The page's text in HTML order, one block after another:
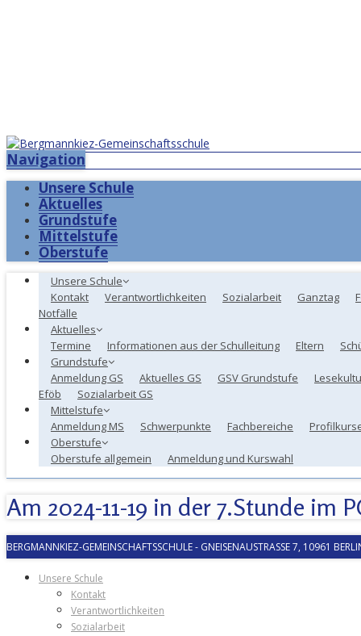
Navigation
Unsere Schule
Aktuelles
Grundstufe
Mittelstufe
Oberstufe
Unsere Schule
Kontakt
Verantwortlichkeiten Sozialarbeit Ganztag
Notfälle
Aktuelles
Termine
Informationen aus der Schulleitung Eltern
Grundstufe
Anmeldung GS
Aktuelles GS GSV Grundstufe
Eföb
Sozialarbeit GS
Mittelstufe
Anmeldung MS
Schwerpunkte Fachbereiche
Oberstufe
Oberstufe allgemein
Anmeldung und Kurswahl
Am 2024-11-19 in der 7.Stunde im
BERGMANNKIEZ-GEMEINSCHAFTSSCHULE- GNEISENAUSTRASSE 7, 10961 BERLIN
Unsere Schule
Kontakt
Verantwortlichkeiten
Sozialarbeit